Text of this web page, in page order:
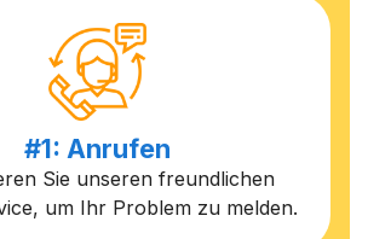
#1: Anrufen
Sie unseren freundlichen
um Ihr Problem zu melden.